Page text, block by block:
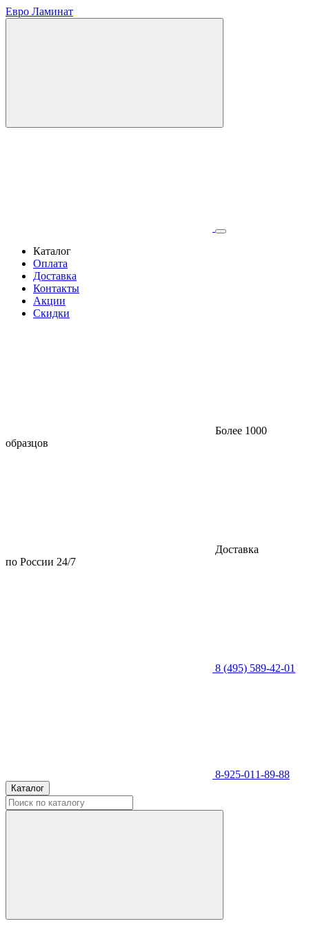
Евро Ламинат
Каталог
Оплата
Доставка
Контакты
Акции
Скидки
Более 1000
образцов
Доставка
по России 24/7
8 (495) 589-42-01
8-925-011-89-88
Каталог